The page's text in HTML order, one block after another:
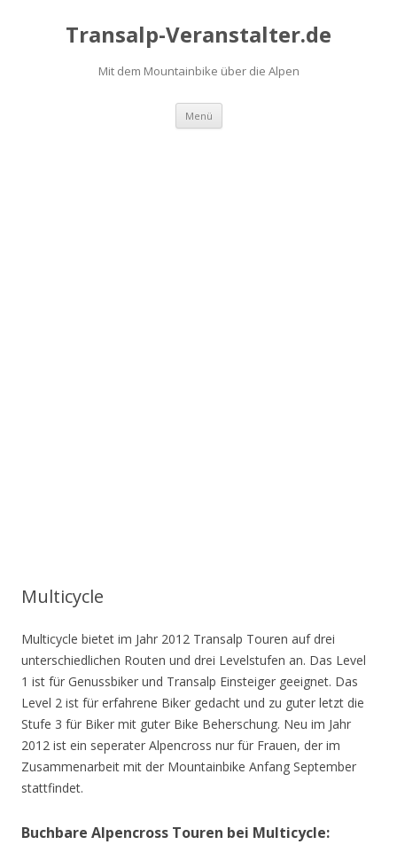
Transalp-Veranstalter.de
Mit dem Mountainbike über die Alpen
Menü Zum
springen
Multicycle
Multicycle bietet im Jahr 2012 Transalp Touren auf drei
unterschiedlichen Routen und drei Levelstufen an. Das Level
1 ist für Genussbiker und Transalp Einsteiger geeignet. Das
Level 2 ist für erfahrene Biker gedacht und zu guter letzt die
Stufe 3 für Biker mit guter Bike Beherschung. Neu im Jahr
2012 ist ein seperater Alpencross nur für Frauen, der im
Zusammenarbeit mit der Mountainbike Anfang September
stattfindet.
Buchbare Alpencross Touren bei Multicycle: